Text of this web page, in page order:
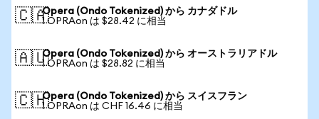
🇨🇦Opera (Ondo Tokenized) から カナダドル
1 OPRAon は $28.42 に相当
🇦🇺Opera (Ondo Tokenized) から オーストラリアドル
1 OPRAon は $28.82 に相当
🇨🇭Opera (Ondo Tokenized) から スイスフラン
1 OPRAon は CHF 16.46 に相当